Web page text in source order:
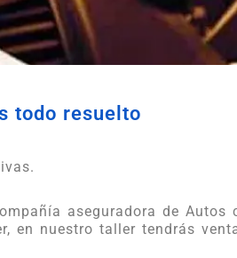
todo resuelto
aseguradora de Autos
en nuestro taller tendrás